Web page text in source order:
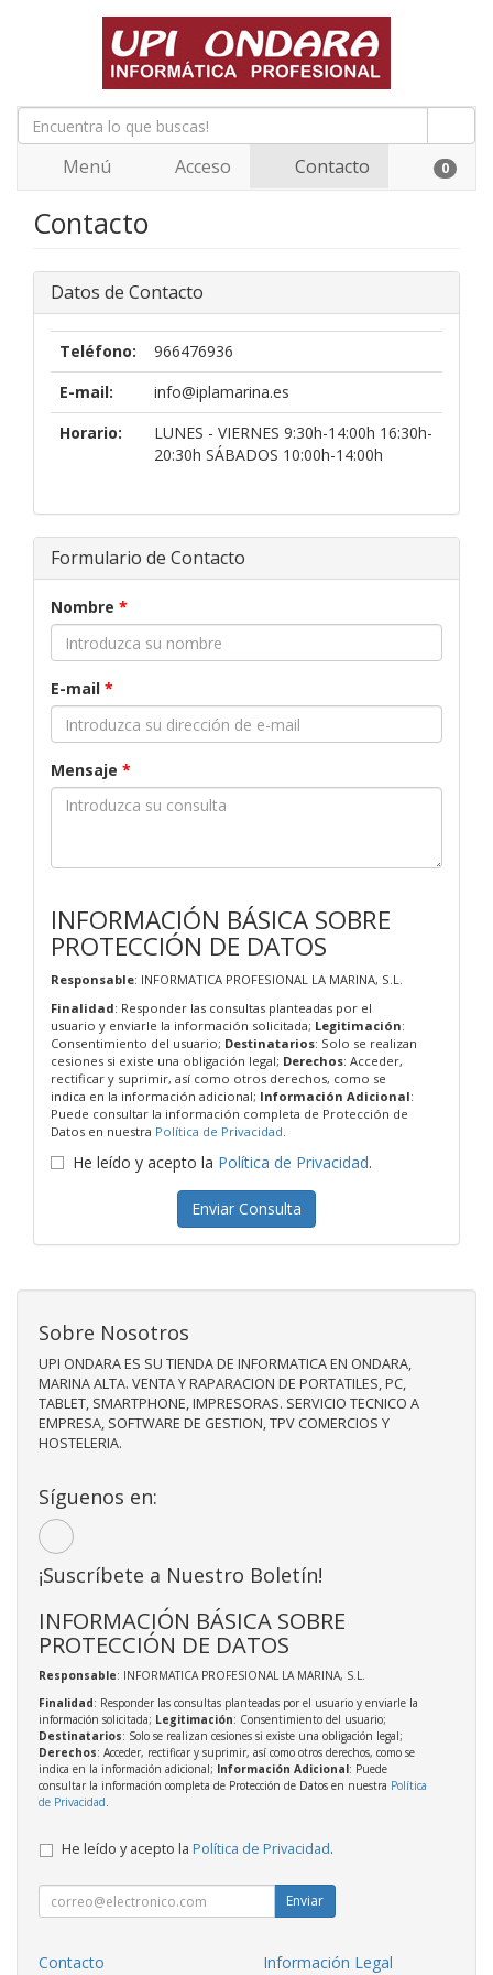
Menú Acceso Contacto 0
Contacto
Datos de Contacto
Teléfono:
966476936
E-mail:
info@iplamarina.es
Horario:
LUNES - VIERNES 9:30h-14:00h 16:30h-
20:30h SÁBADOS 10:00h-14:00h
Formulario de Contacto
Nombre *
E-mail *
Mensaje *
INFORMACIÓN BÁSICA SOBRE
PROTECCIÓN DE DATOS
Responsable: INFORMATICA PROFESIONAL LA MARINA, S.L.
Finalidad: Responder las consultas planteadas por el
usuario y enviarle la información solicitada; Legitimación:
Consentimiento del usuario; Destinatarios: Solo se realizan
cesiones si existe una obligación legal; Derechos: Acceder,
rectificar y suprimir, así como otros derechos, como se
indica en la información adicional; Información Adicional:
Puede consultar la información completa de Protección de
Datos en nuestra Política de Privacidad.
He leído y acepto la Política de Privacidad.
Enviar Consulta
Sobre Nosotros
UPI ONDARA ES SU TIENDA DE INFORMATICA EN ONDARA,
MARINA ALTA. VENTA Y RAPARACION DE PORTATILES, PC,
TABLET, SMARTPHONE, IMPRESORAS. SERVICIO TECNICO A
EMPRESA, SOFTWARE DE GESTION, TPV COMERCIOS Y
HOSTELERIA.
Síguenos en:
¡Suscríbete a Nuestro Boletín!
INFORMACIÓN BÁSICA SOBRE
PROTECCIÓN DE DATOS
Responsable: INFORMATICA PROFESIONAL LA MARINA, S.L.
Finalidad: Responder las consultas planteadas por el usuario y enviarle la
información solicitada; Legitimación: Consentimiento del usuario;
Destinatarios: Solo se realizan cesiones si existe una obligación legal;
Derechos: Acceder, rectificar y suprimir, así como otros derechos, como se
indica en la información adicional; Información Adicional: Puede
consultar la información completa de Protección de Datos en nuestra Política
de Privacidad.
He leído y acepto la Política de Privacidad.
Enviar
Contacto Información Legal